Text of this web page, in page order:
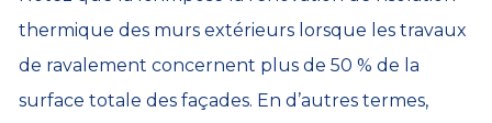
thermique des murs extérieurs lorsque les travaux
de ravalement concernent plus de 50 % de la
surface totale des façades. En d’autres termes,